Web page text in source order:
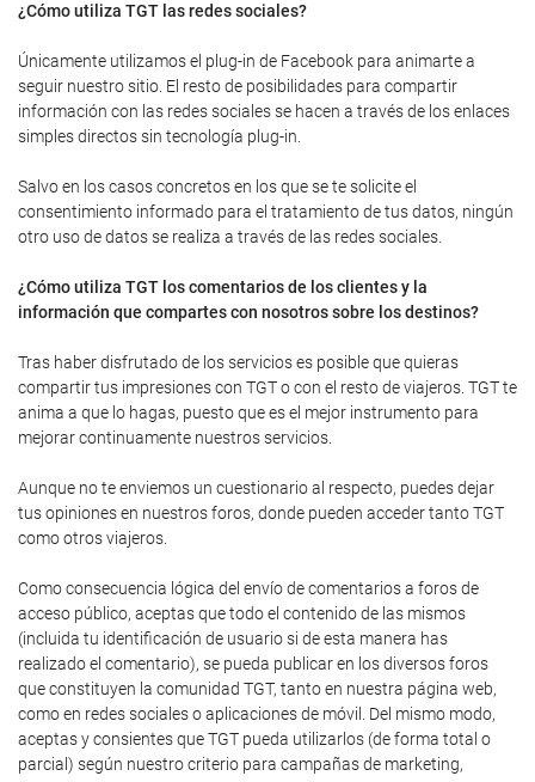
¿Cómo utiliza TGT las redes sociales?
Únicamente utilizamos el plug-in de Facebook para animarte a
seguir nuestro sitio. El resto de posibilidades para compartir
información con las redes sociales se hacen a través de los enlaces
simples directos sin tecnología plug-in.
Salvo en los casos concretos en los que se te solicite el
consentimiento informado para el tratamiento de tus datos, ningún
otro uso de datos se realiza a través de las redes sociales.
¿Cómo utiliza TGT los comentarios de los clientes y la
información que compartes con nosotros sobre los destinos?
Tras haber disfrutado de los servicios es posible que quieras
compartir tus impresiones con TGT o con el resto de viajeros. TGT te
anima a que lo hagas, puesto que es el mejor instrumento para
mejorar continuamente nuestros servicios.
Aunque no te enviemos un cuestionario al respecto, puedes dejar
tus opiniones en nuestros foros, donde pueden acceder tanto TGT
como otros viajeros.
Como consecuencia lógica del envío de comentarios a foros de
acceso público, aceptas que todo el contenido de las mismos
(incluida tu identificación de usuario si de esta manera has
realizado el comentario), se pueda publicar en los diversos foros
que constituyen la comunidad TGT, tanto en nuestra página web,
como en redes sociales o aplicaciones de móvil. Del mismo modo,
aceptas y consientes que TGT pueda utilizarlos (de forma total o
parcial) según nuestro criterio para campañas de marketing,